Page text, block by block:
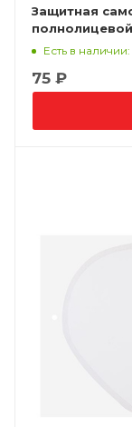
Защитная
Есть в наличии:
75 ₽